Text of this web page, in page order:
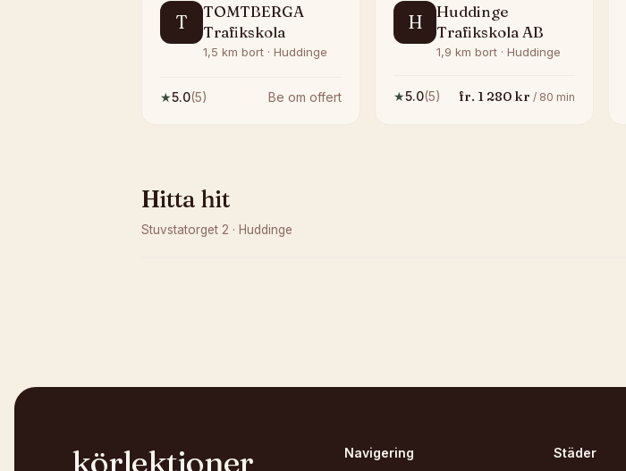
T
TOMTBERGA
Trafikskola
1,5 km bort · Huddinge
★5.0(5) Be om offert
H
Huddinge
Trafikskola AB
1,9 km bort · Huddinge
★5.0(5) fr. 1 280 kr / 80 min
Hitta hit
Stuvstatorget 2 · Huddinge
körlektioner Navigering Städer